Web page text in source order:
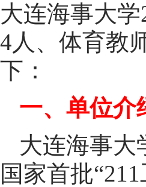
大连海事大
4人、体育教
下：
一、单位介
大连海事大
国家首批